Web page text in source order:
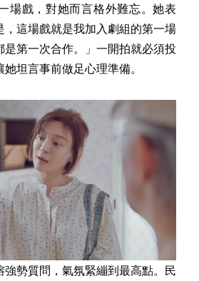
場戲，對她而言格外難忘。她表
這場戲就是我加入劇組的第一場
第一次合作。」一開拍就必須投
坦言事前做足心理準備。
強勢質問，氣氛緊繃到最高點。民